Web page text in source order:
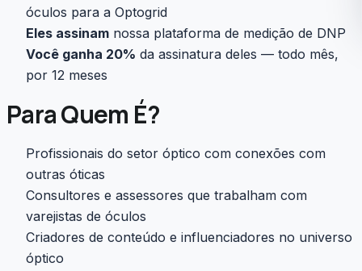
óculos para a Optogrid
Eles assinam nossa plataforma de medição de DNP
Você ganha 20% da assinatura deles — todo mês,
por 12 meses
Para Quem É?
Profissionais do setor óptico com conexões com
outras óticas
Consultores e assessores que trabalham com
varejistas de óculos
Criadores de conteúdo e influenciadores no universo
óptico